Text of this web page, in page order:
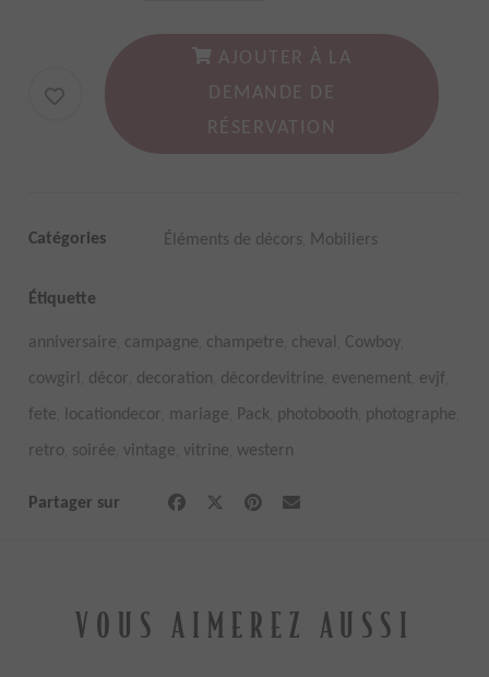
cowboy/country
quantity
AJOUTER À LA
DEMANDE DE
RÉSERVATION
Catégories Éléments de décors Mobiliers
Étiquette
anniversaire campagne champetre cheval Cowboy
cowgirl décor decoration décordevitrine evenement evjf
fete locationdecor mariage Pack photobooth photographe
retro soirée vintage vitrine western
Partager sur
VOUS AIMEREZ AUSSI